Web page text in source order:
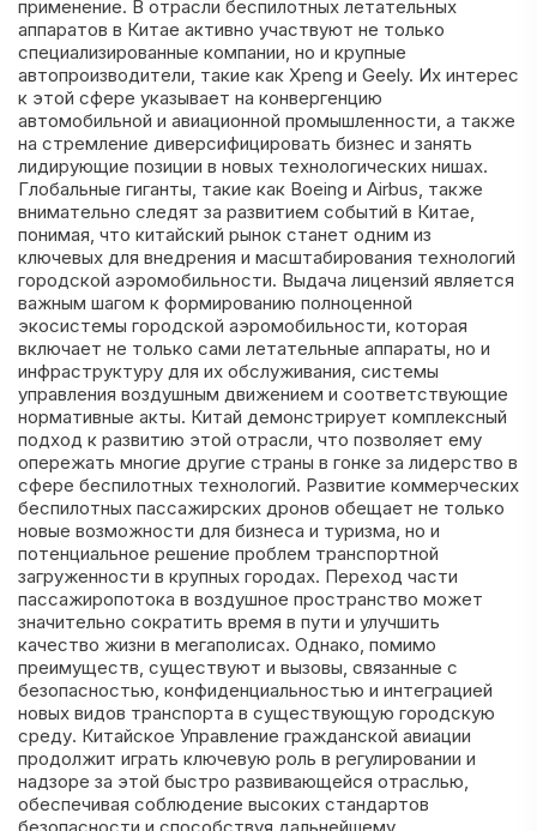
применение. В отрасли беспилотных летательных
аппаратов в Китае активно участвуют не только
специализированные компании, но и крупные
автопроизводители, такие как Xpeng и Geely. Их интерес
к этой сфере указывает на конвергенцию
автомобильной и авиационной промышленности, а также
на стремление диверсифицировать бизнес и занять
лидирующие позиции в новых технологических нишах.
Глобальные гиганты, такие как Boeing и Airbus, также
внимательно следят за развитием событий в Китае,
понимая, что китайский рынок станет одним из
ключевых для внедрения и масштабирования технологий
городской аэромобильности. Выдача лицензий является
важным шагом к формированию полноценной
экосистемы городской аэромобильности, которая
включает не только сами летательные аппараты, но и
инфраструктуру для их обслуживания, системы
управления воздушным движением и соответствующие
нормативные акты. Китай демонстрирует комплексный
подход к развитию этой отрасли, что позволяет ему
опережать многие другие страны в гонке за лидерство в
сфере беспилотных технологий. Развитие коммерческих
беспилотных пассажирских дронов обещает не только
новые возможности для бизнеса и туризма, но и
потенциальное решение проблем транспортной
загруженности в крупных городах. Переход части
пассажиропотока в воздушное пространство может
значительно сократить время в пути и улучшить
качество жизни в мегаполисах. Однако, помимо
преимуществ, существуют и вызовы, связанные с
безопасностью, конфиденциальностью и интеграцией
новых видов транспорта в существующую городскую
среду. Китайское Управление гражданской авиации
продолжит играть ключевую роль в регулировании и
надзоре за этой быстро развивающейся отраслью,
обеспечивая соблюдение высоких стандартов